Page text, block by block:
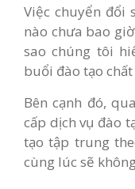
Việc chuyển đổi
nào chưa bao
sao chúng tôi
buổi đào tạo
Bên cạnh đó,
cấp dịch vụ đào
tạo tập trung
cùng lúc sẽ